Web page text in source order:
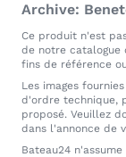
Archive:
Ce produit n'est
de notre catalogue
fins de référence
Les images
d'ordre technique,
proposé. Veuillez
dans l'annonce de
Bateau24